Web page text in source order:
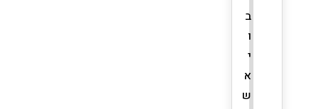
ב
ו
י
א
ש